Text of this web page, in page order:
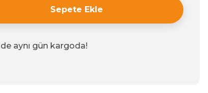
Sepete Ekle
aynı gün kargoda!